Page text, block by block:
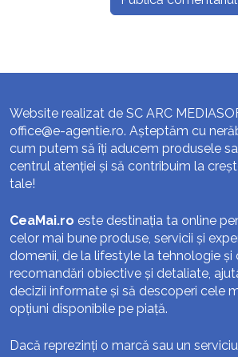
Website realizat de SC ARC
office@e-agentie.ro. Așteptăm cu
cum putem să îți aducem produsele
centrul atenției și să contribuim la
tale!
CeaMai.ro este destinația ta online
celor mai bune produse, servicii și
domenii, de la lifestyle la tehnologie și
recomandări obiective și detaliate,
decizii informate și să descoperi cele
opțiuni disponibile pe piață.
Dacă reprezinți o marcă sau un